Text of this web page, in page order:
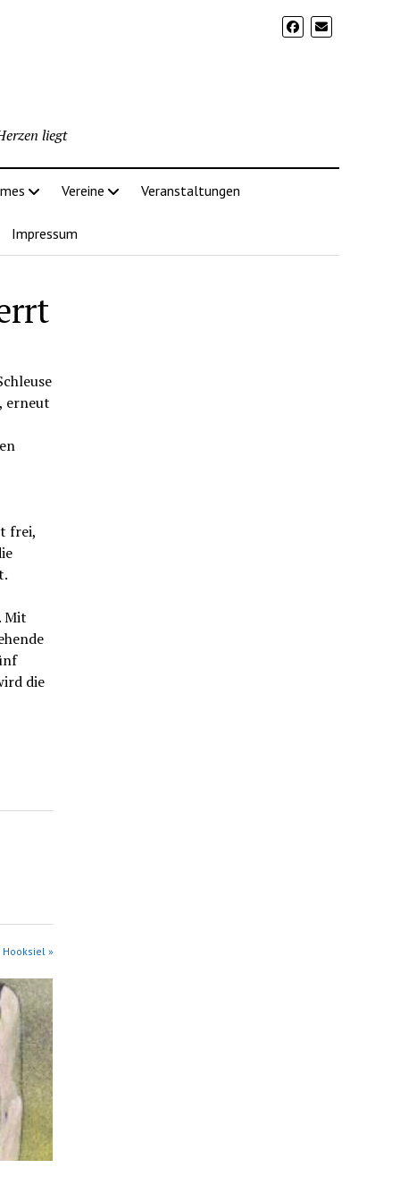
liegt
Vereine Veranstaltungen
Impressum
erneut
frei,
Mit
die
»